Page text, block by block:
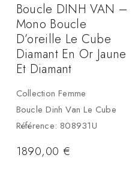
Boucle DINH VAN –
Mono Boucle
D’oreille Le Cube
Diamant En Or Jaune
Et Diamant
Collection Femme
Boucle Dinh Van Le Cube
Référence: 808931U
1890,00 €